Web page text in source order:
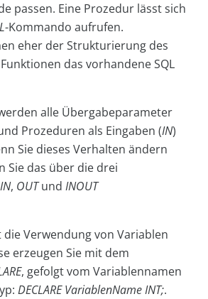
passen. Eine Prozedur lässt sich
-Kommando aufrufen.
eher der Strukturierung des
das vorhandene SQL
alle Übergabeparameter
Prozeduren als Eingaben (IN)
Sie dieses Verhalten ändern
Sie das über die drei
IN, OUTund INOUT
Verwendung von Variablen
erzeugen Sie mit dem
, gefolgt vom Variablennamen
DECLARE VariablenName INT;.